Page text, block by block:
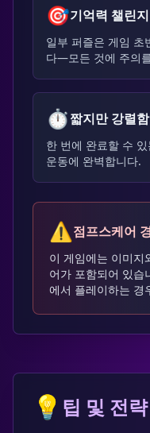
🎯기억력 챌린지
일부 퍼즐은 게임 초
다—모든 것에 주의
⏱️짧지만 강렬함
한 번에 완료할 수
운동에 완벽합니다.
⚠️점프스케어
이 게임에는 이미지
어가 포함되어 있습
에서 플레이하는 경
💡 팁 및 전략